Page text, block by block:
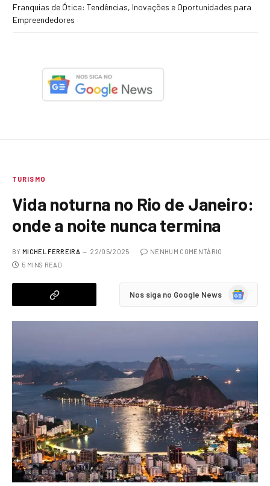
Franquias de Ótica: Tendências, Inovações e Oportunidades para
Empreendedores
TURISMO
Vida noturna no Rio de Janeiro:
onde a noite nunca termina
BY MICHEL FERREIRA 22/05/2025
NENHUM COMENTÁRIO
5 MINS READ
Nos siga no Google News
Google